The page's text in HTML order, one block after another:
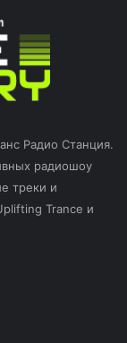
Радио Станция.
радиошоу
треки и
Trance и